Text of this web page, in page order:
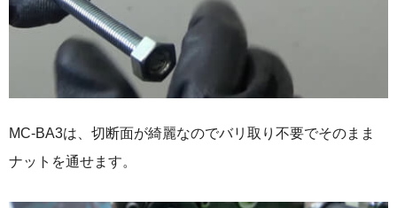
MC-BA3は、切断面が綺麗なのでバリ取り不要でそのまま
ナットを通せます。